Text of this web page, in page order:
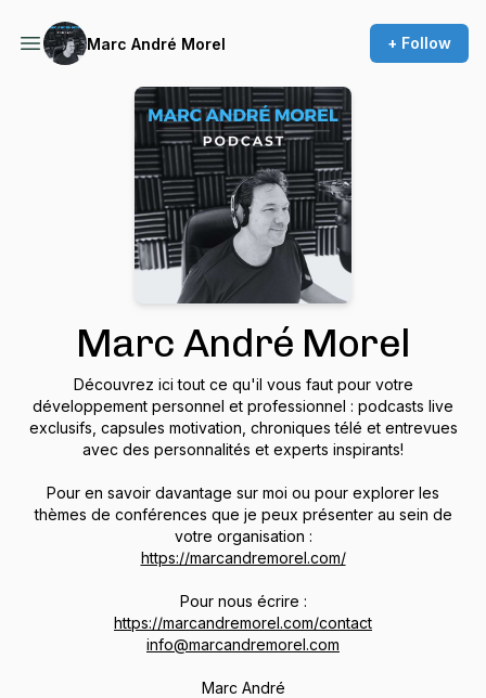
Marc André Morel + Follow
Marc André Morel
Découvrez ici tout ce qu'il vous faut pour votre
développement personnel et professionnel : podcasts live
exclusifs, capsules motivation, chroniques télé et entrevues
avec des personnalités et experts inspirants!
Pour en savoir davantage sur moi ou pour explorer les
thèmes de conférences que je peux présenter au sein de
votre organisation :
https://marcandremorel.com/
Pour nous écrire :
https://marcandremorel.com/contact
info@marcandremorel.com
Marc André